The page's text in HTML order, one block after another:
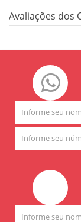
Avaliações dos